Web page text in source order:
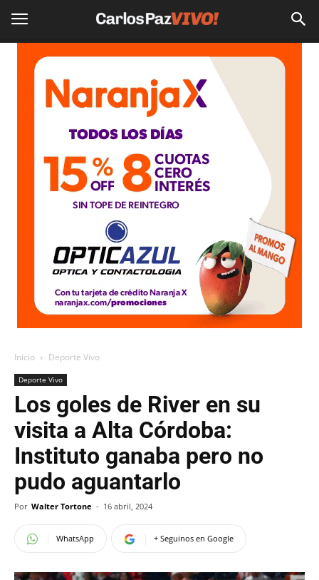
Inicio Deporte Vivo
Deporte Vivo
Los goles de River en su
visita a Alta Córdoba:
Instituto ganaba pero no
pudo aguantarlo
Por Walter Tortone - 16 abril, 2024
WhatsApp + Seguinos en Google